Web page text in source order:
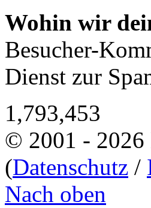
Wohin wir
Besucher-
Dienst zur
1,793,453
© 2001 - 2026
(Datenschutz /
Nach oben